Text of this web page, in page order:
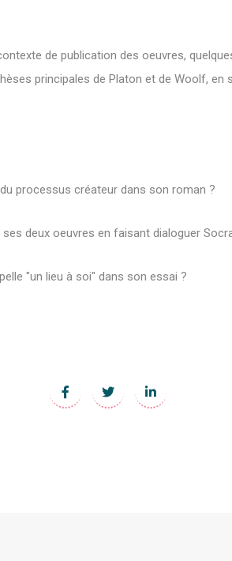
de publication des oeuvres,
principales de Platon et de Woolf, en
processus créateur dans son roman ?
deux oeuvres en faisant dialoguer
"un lieu à soi" dans son essai ?